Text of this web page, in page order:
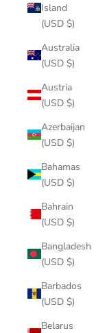
Island
(USD $)
Australia
(USD $)
Austria
(USD $)
Azerbaijan
(USD $)
Bahamas
(USD $)
Bahrain
(USD $)
Bangladesh
(USD $)
Barbados
(USD $)
Belarus